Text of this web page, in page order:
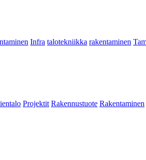
Infra talotekniikka rakentaminen
Projektit Rakennustuote Rakentaminen